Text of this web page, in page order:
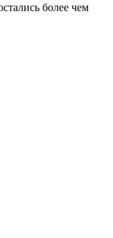
более чем